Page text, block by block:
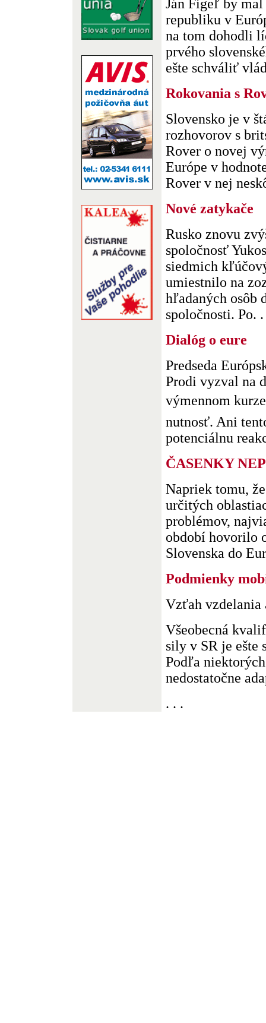
Ján Figeľ by
republiku v
na tom dohodli
prvého
ešte schváliť
Rokovania s
Slovensko je v
rozhovorov s
Rover o novej
Európe v
Rover v nej
Nové zatykače
Rusko znovu
spoločnosť
siedmich
umiestnilo na
hľadaných osôb
spoločnosti. Po.
Dialóg o eure
Predseda
Prodi vyzval na
výmennom
nutnosť. Ani
potenciálnu
ČASENKY
Napriek tomu,
určitých
problémov,
období hovorilo
Slovenska do
Podmienky
Vzťah vzdelania
Všeobecná
sily v SR je ešte
Podľa
nedostatočne
. . .